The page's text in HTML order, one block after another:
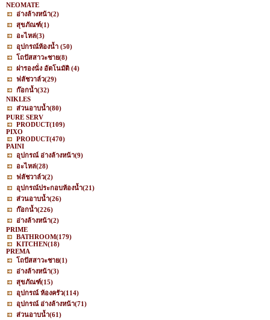
NEOMATE
อ่างล้างหน้า(2)
สุขภัณฑ์(1)
อะไหล่(3)
อุปกรณ์ห้องน้ำ (50)
โถปัสสาวะชาย(8)
ฝารองนั่ง อัตโนมัติ (4)
ฟลัชวาล์ว(29)
ก๊อกน้ำ(32)
NIKLES
ส่วนอาบน้ำ(80)
PURE SERV
PRODUCT(109)
PIXO
PRODUCT(470)
PAINI
อุปกรณ์ อ่างล้างหน้า(9)
อะไหล่(28)
ฟลัชวาล์ว(2)
อุปกรณ์ประกอบห้องน้ำ(21)
ส่วนอาบน้ำ(26)
ก๊อกน้ำ(226)
อ่างล้างหน้า(2)
PRIME
BATHROOM(179)
KITCHEN(18)
PREMA
โถปัสสาวะชาย(1)
อ่างล้างหน้า(3)
สุขภัณฑ์(15)
อุปกรณ์ ห้องครัว(114)
อุปกรณ์ อ่างล้างหน้า(71)
ส่วนอาบน้ำ(61)